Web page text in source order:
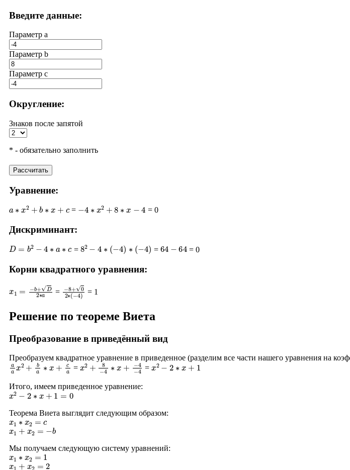
Введите данные:
Параметр a
Параметр b
Параметр с
Округление:
Знаков после запятой
* - обязательно заполнить
Рассчитать
Уравнение:
2 b ∗ = 4∗ 2+ 8 ∗ = 0
Дискриминант:
D= 2− a = 82 ∗ − )∗ −4 = 64 64 = 0
Корни квадратного уравнения:
+ D2∗ = 8 + 02 −
= 1
Решение по теореме Виета
Преобразование в приведённый вид
Преобразуем квадратное уравнение в приведенное (разделим все части нашего уравнения на
aax2+ba∗x+ca = x2+8−4∗x+
−4−4 =x2−2∗x+ 1
Итого, имеем приведенное уравнение:
x2−2∗x+1=0
Теорема Виета выглядит следующим образом:
x1∗x2= c
x1 + x2 =− b
Мы получаем следующую систему уравнений:
x1∗x2=1
x1 + x2 =2